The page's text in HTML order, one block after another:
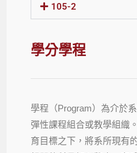
105-2
學分學程
學程（Program）為介於
彈性課程組合或教學組織
育目標之下，將系所現有